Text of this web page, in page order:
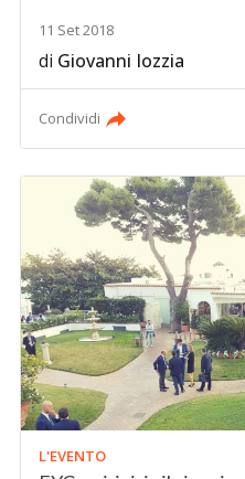
11 Set 2018
di Giovanni Iozzia
Condividi
L'EVENTO